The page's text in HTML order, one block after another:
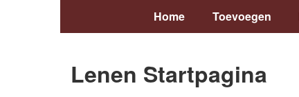
Home Toevoegen
Lenen Startpagina